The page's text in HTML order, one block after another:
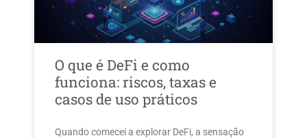
O que é DeFi e como
funciona: riscos, taxas e
casos de uso práticos
Quando comecei a explorar DeFi, a sensação